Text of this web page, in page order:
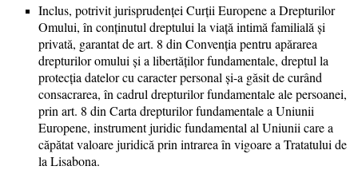
Inclus, potrivit jurisprudenței Curții Europene a Drepturilor
Omului, în conținutul dreptului la viață intimă familială și
privată, garantat de art. 8 din Convenția pentru apărarea
drepturilor omului și a libertăților fundamentale, dreptul la
protecţia datelor cu caracter personal și-a găsit de curând
consacrarea, în cadrul drepturilor fundamentale ale persoanei,
prin art. 8 din Carta drepturilor fundamentale a Uniunii
Europene, instrument juridic fundamental al Uniunii care a
căpătat valoare juridică prin intrarea în vigoare a Tratatului de
la Lisabona.